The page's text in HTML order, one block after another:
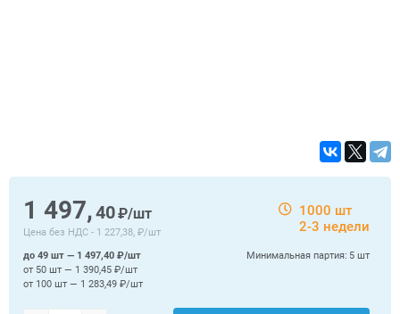
1 497,40₽/шт
Цена без НДС - 1 227,38, ₽/шт
1000 шт
2-3 недели
Минимальная партия: 5 шт
до 49 шт — 1 497,40 ₽/шт
от 50 шт — 1 390,45 ₽/шт
от 100 шт — 1 283,49 ₽/шт